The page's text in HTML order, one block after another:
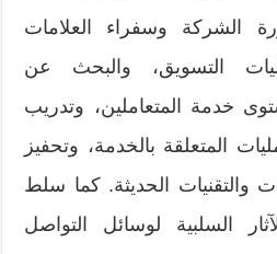
الشركة وسفراء العلامات
التسويق، والبحث عن
خدمة المتعاملين، وتدريب
المتعلقة بالخدمة، وتحفيز
والتقنيات الحديثة. كما سلط
السلبية لوسائل التواصل